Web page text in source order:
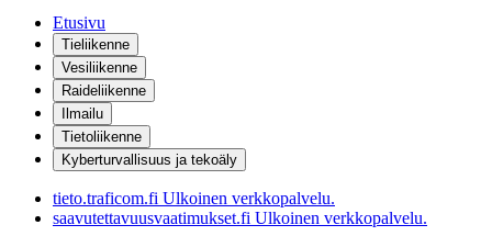
Etusivu
Tieliikenne
Vesiliikenne
Raideliikenne
Ilmailu
Tietoliikenne
Kyberturvallisuus ja tekoäly
tieto.traficom.fi Ulkoinen verkkopalvelu.
saavutettavuusvaatimukset.fi Ulkoinen verkkopalvelu.